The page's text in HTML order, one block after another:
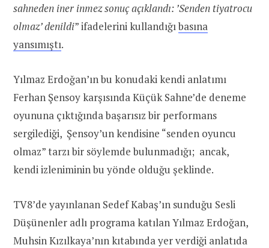
sahneden iner inmez sonuç açıklandı: ’Senden tiyatrocu
olmaz’ denildi” ifadelerini kullandığıbasına
yansımıştı.
Yılmaz Erdoğan’ın bu konudaki kendi anlatımı
Ferhan Şensoy karşısında Küçük Sahne’de deneme
oyununa çıktığında başarısız bir performans
sergilediği, Şensoy’un kendisine “senden oyuncu
olmaz” tarzı bir söylemde bulunmadığı; ancak,
kendi izleniminin bu yönde olduğu şeklinde.
TV8’de yayınlanan Sedef Kabaş’ın sunduğu Sesli
Düşünenler adlı programa katılan Yılmaz Erdoğan,
Muhsin Kızılkaya’nın kıtabında yer verdiği anlatıda